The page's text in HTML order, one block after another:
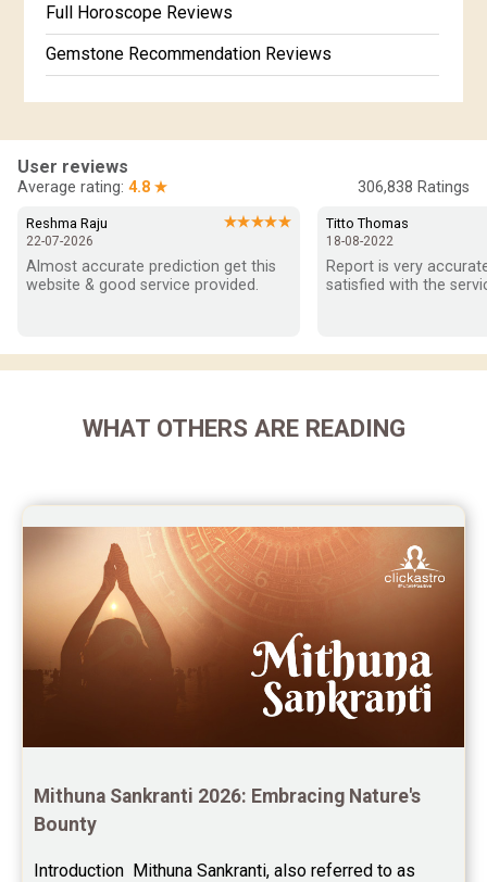
Full Horoscope Reviews
Gemstone Recommendation Reviews
In-Depth Horoscope Reviews
Marriage Horoscope Reviews
Super Horoscope Reviews
Education Horoscope Reviews
Future Book Reviews
Yoga Predictions Reviews
Rahu Ketu Transit Predictions Reviews
Jupiter Transit Predictions Reviews
Free Horoscope Reviews
Free Horoscope Compatibility Reviews
Free Personal Horoscope Reviews
Stock Market Predictions Reviews
Free Wealth Horoscope Reviews
User reviews
Average rating: 4.8 ★ 306,838 Ratings
Reshma Raju ★★★★★
22-07-2026
Almost accurate prediction get this
website & good service provided.
Titto Thomas
18-08-2022
Report is very
satisfied with the
WHAT OTHERS ARE READING
Mithuna Sankranti 2026: Embracing Nature's
Bounty
Introduction  Mithuna Sankranti, also referred to as